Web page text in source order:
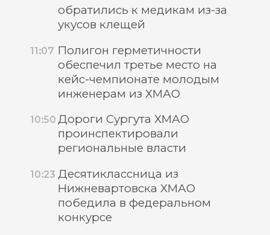
обратились к медикам из-за
укусов клещей
11:07 Полигон герметичности
обеспечил третье место на
кейс-чемпионате молодым
инженерам из ХМАО
10:50 Дороги Сургута ХМАО
проинспектировали
региональные власти
10:23 Десятиклассница из
Нижневартовска ХМАО
победила в федеральном
конкурсе